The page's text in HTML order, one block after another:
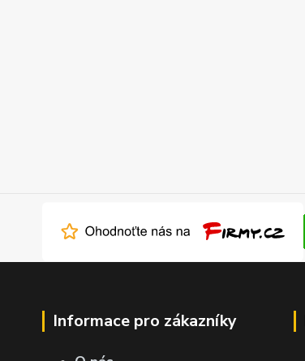
Informace pro zákazníky